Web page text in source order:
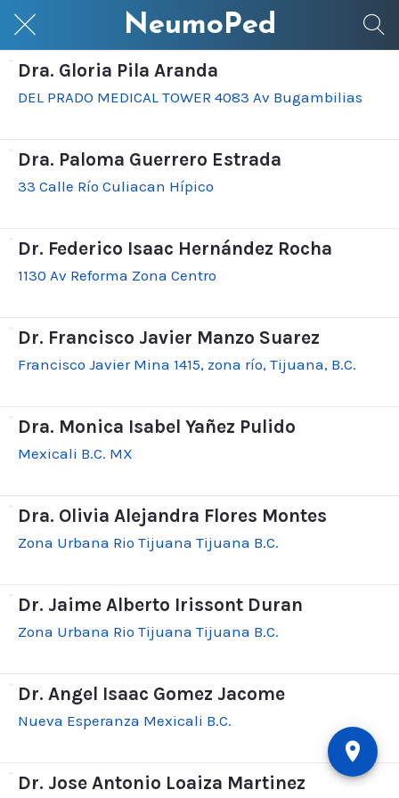
NeumoPed
Dra. Gloria Pila Aranda
DEL PRADO MEDICAL TOWER 4083 Av Bugambilias
Dra. Paloma Guerrero Estrada
33 Calle Río Culiacan Hípico
Dr. Federico Isaac Hernández Rocha
1130 Av Reforma Zona Centro
Dr. Francisco Javier Manzo Suarez
Francisco Javier Mina 1415, zona río, Tijuana, B.C.
Dra. Monica Isabel Yañez Pulido
Mexicali B.C. MX
Dra. Olivia Alejandra Flores Montes
Zona Urbana Rio Tijuana Tijuana B.C.
Dr. Jaime Alberto Irissont Duran
Zona Urbana Rio Tijuana Tijuana B.C.
Dr. Angel Isaac Gomez Jacome
Nueva Esperanza Mexicali B.C.
Dr. Jose Antonio Loaiza Martinez